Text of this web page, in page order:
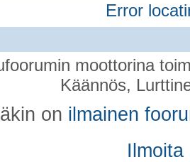
Error
moottorina
Käännös,
on ilmainen